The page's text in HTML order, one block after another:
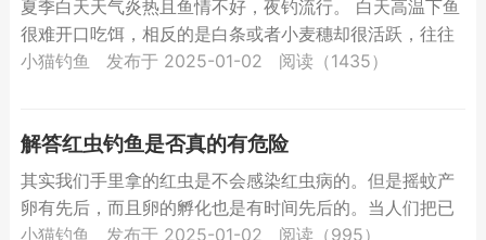
夏季白天天气炎热且鱼情不好，夜钓流行。 白天高温下鱼
很难开口吃饵，相反的是白条或者小麦穗却很活跃，往往
都在吃接口饵，所以在白天能够钓上大鱼真的很...
小猫钓鱼 发布于 2025-01-02 阅读（1435）
解答红虫钓鱼是否真的有危险
其实我们手里拿的红虫是不会感染红虫病的。但是摇蚊产
卵有先后，而且卵的孵化也是有时间先后的。当人们把已
孵化长大的红虫捞起来当鱼的饵料时，其他还未孵化的红
小猫钓鱼 发布于 2025-01-02 阅读（995）